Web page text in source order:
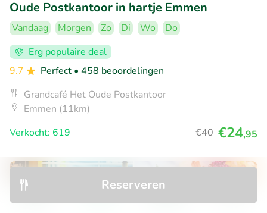
Reserveren
Oude Postkantoor in hartje Emmen
Vandaag Morgen Zo Di Wo
Do
Erg populaire deal
9.7
Perfect • 458 beoordelingen
Grandcafé Het Oude Postkantoor
Emmen (11km)
Verkocht: 619
€40 €24,95